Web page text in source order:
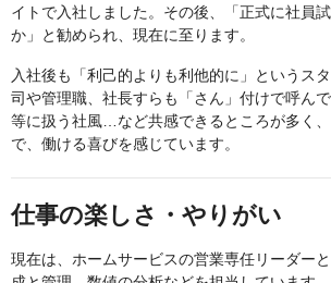
イトで入社しました。その後、「正式に社員
か」と勧められ、現在に至ります。
入社後も「利己的よりも利他的に」というス
司や管理職、社長すらも「さん」付けで呼ん
等に扱う社風…など共感できるところが多く
で、働ける喜びを感じています。
仕事の楽しさ・やりがい
現在は、ホームサービスの営業専任リーダー